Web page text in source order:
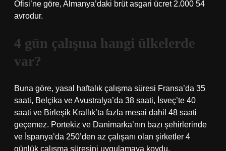
Ofisi’ne göre, Almanya’daki brüt asgari ücret 2.000 54
avrodur.
4 gün çalışma hangi ülkelerde
var?
Buna göre, yasal haftalık çalışma süresi Fransa’da 35
saati, Belçika ve Avustralya’da 38 saati, İsveç’te 40
saati ve Birleşik Krallık’ta fazla mesai dahil 48 saati
geçemez. Portekiz ve Danimarka’nın bazı şehirlerinde
ve İspanya’da 250’den az çalışanı olan şirketler 4
günlük çalışma süresini uygulamaya koydu.